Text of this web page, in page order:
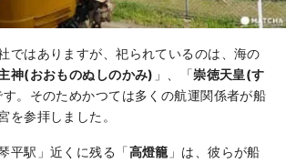
ではありますが、祀られているのは、海の
神(おおものぬしのかみ) 」、「崇徳天皇(す
す。そのためかつては多くの航運関係者が船
を参拝しました。
平駅」近くに残る「高燈籠 」は、彼らが船